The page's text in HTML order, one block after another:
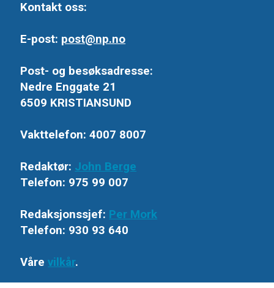
Kontakt oss:
E-post: post@np.no
Post- og besøksadresse:
Nedre Enggate 21
6509 KRISTIANSUND
Vakttelefon: 4007 8007
Redaktør: John Berge
Telefon: 975 99 007
Redaksjonssjef: Per Mork
Telefon: 930 93 640
Vårevilkår.